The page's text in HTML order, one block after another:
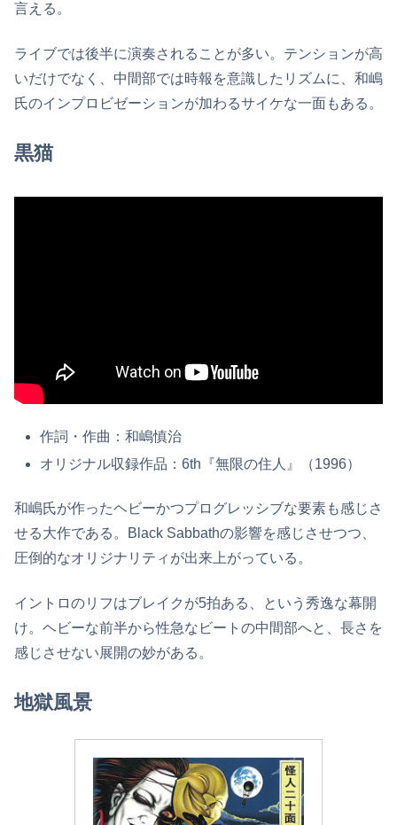
言える。
ライブでは後半に演奏されることが多い。テンションが高
いだけでなく、中間部では時報を意識したリズムに、和嶋
氏のインプロビゼーションが加わるサイケな一面もある。
黒猫
作詞・作曲：和嶋慎治
オリジナル収録作品：6th『無限の住人』（1996）
和嶋氏が作ったヘビーかつプログレッシブな要素も感じさ
せる大作である。Black Sabbathの影響を感じさせつつ、
圧倒的なオリジナリティが出来上がっている。
イントロのリフはブレイクが5拍ある、という秀逸な幕開
け。ヘビーな前半から性急なビートの中間部へと、長さを
感じさせない展開の妙がある。
地獄風景